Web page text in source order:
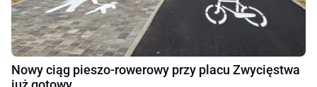
Nowy ciąg pieszo-rowerowy przy placu Zwycięstwa